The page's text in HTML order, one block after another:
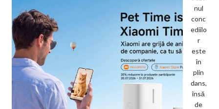
nul
conc
ediilo
r
este
în
plin
dans,
însă
de